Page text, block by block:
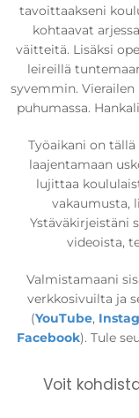
tavoittaakseni
kohtaavat
väitteitä. Lisäksi
leireillä
syvemmin. Vierailen
puhumassa.
Työaikani on tällä
laajentamaan
lujittaa
vakaumusta,
Ystäväkirjeistäni
videoista,
Valmistamaani
verkkosivuilta ja
(YouTube,
Facebook). Tule
Voit